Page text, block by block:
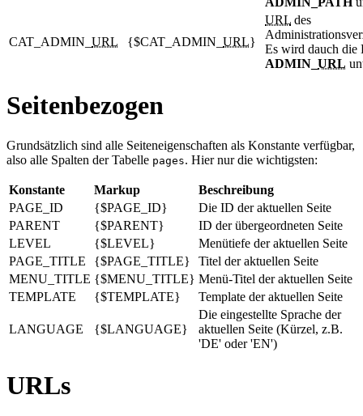
CAT_ADMIN_ URL {$CAT_ADMIN_ URL}
URL des
Es wird dauch die
ADMIN_ URL
Seitenbezogen
Grundsätzlich sind alle Seiteneigenschaften als Konstante verfügbar,
also alle Spalten der Tabelle pages. Hier nur die wichtigsten:
Konstante Markup
Beschreibung
PAGE_ID
{$PAGE_ID}
Die ID der aktuellen Seite
PARENT
{$PARENT}
ID der übergeordneten Seite
LEVEL
{$LEVEL}
Menütiefe der aktuellen Seite
PAGE_TITLE
{$PAGE_TITLE}
Titel der aktuellen Seite
MENU_TITLE {$MENU_TITLE} Menü-Titel der aktuellen Seite
TEMPLATE
{$TEMPLATE} Template der aktuellen Seite
LANGUAGE {$LANGUAGE}
Die eingestellte Sprache der
aktuellen Seite (Kürzel, z.B.
'DE' oder 'EN')
URLs